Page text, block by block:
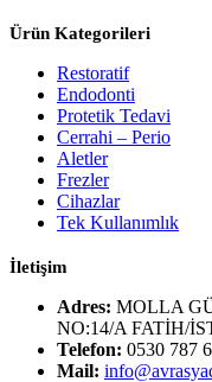
Ürün Kategorileri
Restoratif
Endodonti
Protetik Tedavi
Cerrahi – Perio
Aletler
Frezler
Cihazlar
Tek Kullanımlık
İletişim
Adres: MOLLA
NO:14/A FATİH/
Telefon: 0530 787
Mail: